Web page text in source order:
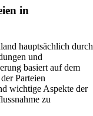
in
hauptsächlich durch
und
basiert auf dem
Parteien
wichtige Aspekte der
zu